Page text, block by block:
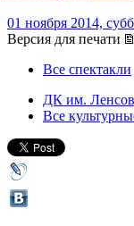
01 ноября 2014,
Версия для печати
Все спектакли
ДК им.
Все